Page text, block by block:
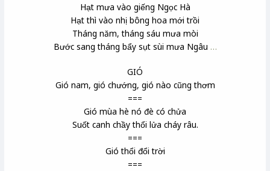
Hạt mưa vào giếng Ngọc Hà
Hạt thì vào nhị bông hoa mới trồi
Tháng năm, tháng sáu mưa mòi
Bước sang tháng bẩy sụt sùi mưa Ngâu …
GIÓ
Gió nam, gió chướng, gió nào cũng thơm
===
Gió mùa hè nó đè có chửa
Suốt canh chầy thổi lửa cháy râu.
===
Gió thổi đổi trời
===